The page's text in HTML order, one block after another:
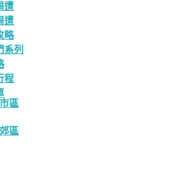
區
區
遭
遭
略
系列
程